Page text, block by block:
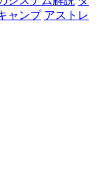
ャンプ アストレ